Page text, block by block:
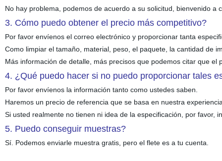
No hay problema, podemos de acuerdo a su solicitud, bienvenido a
3. Cómo puedo obtener el precio más competitivo?
Por favor envíenos el correo electrónico y proporcionar tanta
Como limpiar el tamaño, material, peso, el paquete, la cantidad de
Más información de detalle, más precisos que podemos citar que el
4. ¿Qué puedo hacer si no puedo proporcionar tales
Por favor envíenos la información tanto como ustedes saben.
Haremos un precio de referencia que se basa en nuestra
Si usted realmente no tienen ni idea de la especificación, por favor,
5. Puedo conseguir muestras?
Sí. Podemos enviarle muestra gratis, pero el flete es a tu cuenta.